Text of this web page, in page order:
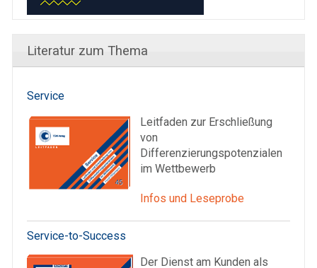
Literatur zum Thema
Service
Leitfaden zur Erschließung
von
Differenzierungspotenzialen
im Wettbewerb
Infos und Leseprobe
Service-to-Success
Der Dienst am Kunden als